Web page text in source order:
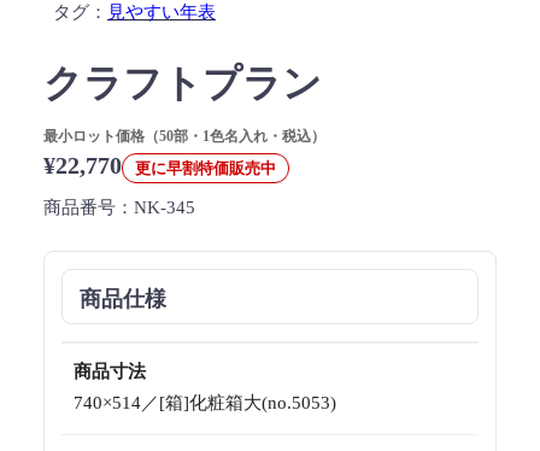
タグ： 見やすい年表
クラフトプラン
最小ロット価格（50部・1色名入れ・税込）
¥22,770 更に早割特価販売中
商品番号： NK-345
商品仕様
商品寸法
740×514／[箱]化粧箱大(no.5053)